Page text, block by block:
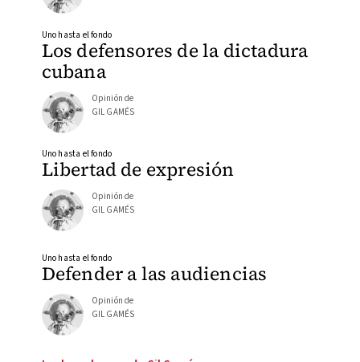
Los defensores de la dictadura
cubana
Uno hasta el fondo
Opinión de
GIL GAMÉS
Libertad de expresión
Uno hasta el fondo
Opinión de
GIL GAMÉS
Defender a las audiencias
Uno hasta el fondo
Opinión de
GIL GAMÉS